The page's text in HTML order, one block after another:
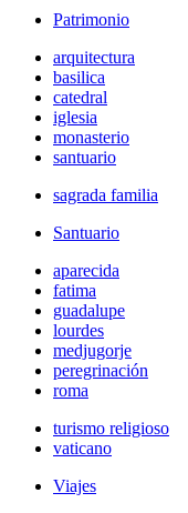
Patrimonio
arquitectura
basilica
catedral
iglesia
monasterio
santuario
sagrada familia
Santuario
aparecida
fatima
guadalupe
lourdes
medjugorje
peregrinación
roma
turismo religioso
vaticano
Viajes